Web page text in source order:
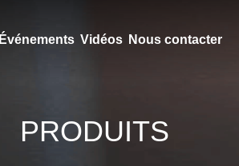
Événements Vidéos Nous contacter
PRODUITS